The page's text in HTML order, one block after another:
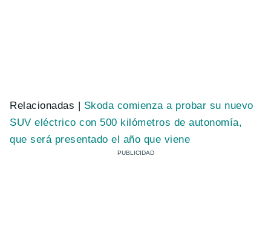
Relacionadas | Skoda comienza a probar su nuevo
SUV eléctrico con 500 kilómetros de autonomía,
que será presentado el año que viene